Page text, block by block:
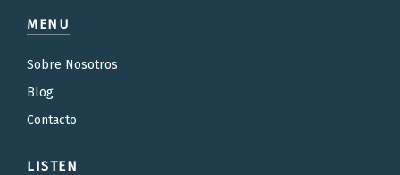
MENU
Sobre Nosotros
Blog
Contacto
LISTEN